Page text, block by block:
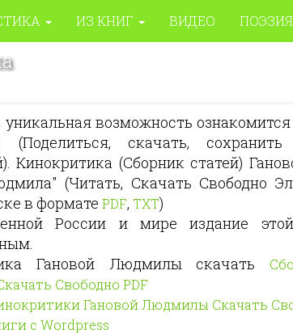
ИЗ КНИГ ВИДЕО ПОЭЗИЯ
уникальная возможность
(Поделиться, скачать,
Кинокритика (Сборник статей)
(Читать, Скачать Свободно
в формате PDF, TXT)
России и мире издание
Гановой Людмилы скачать
Свободно PDF
Гановой Людмилы Скачать
с Wordpress